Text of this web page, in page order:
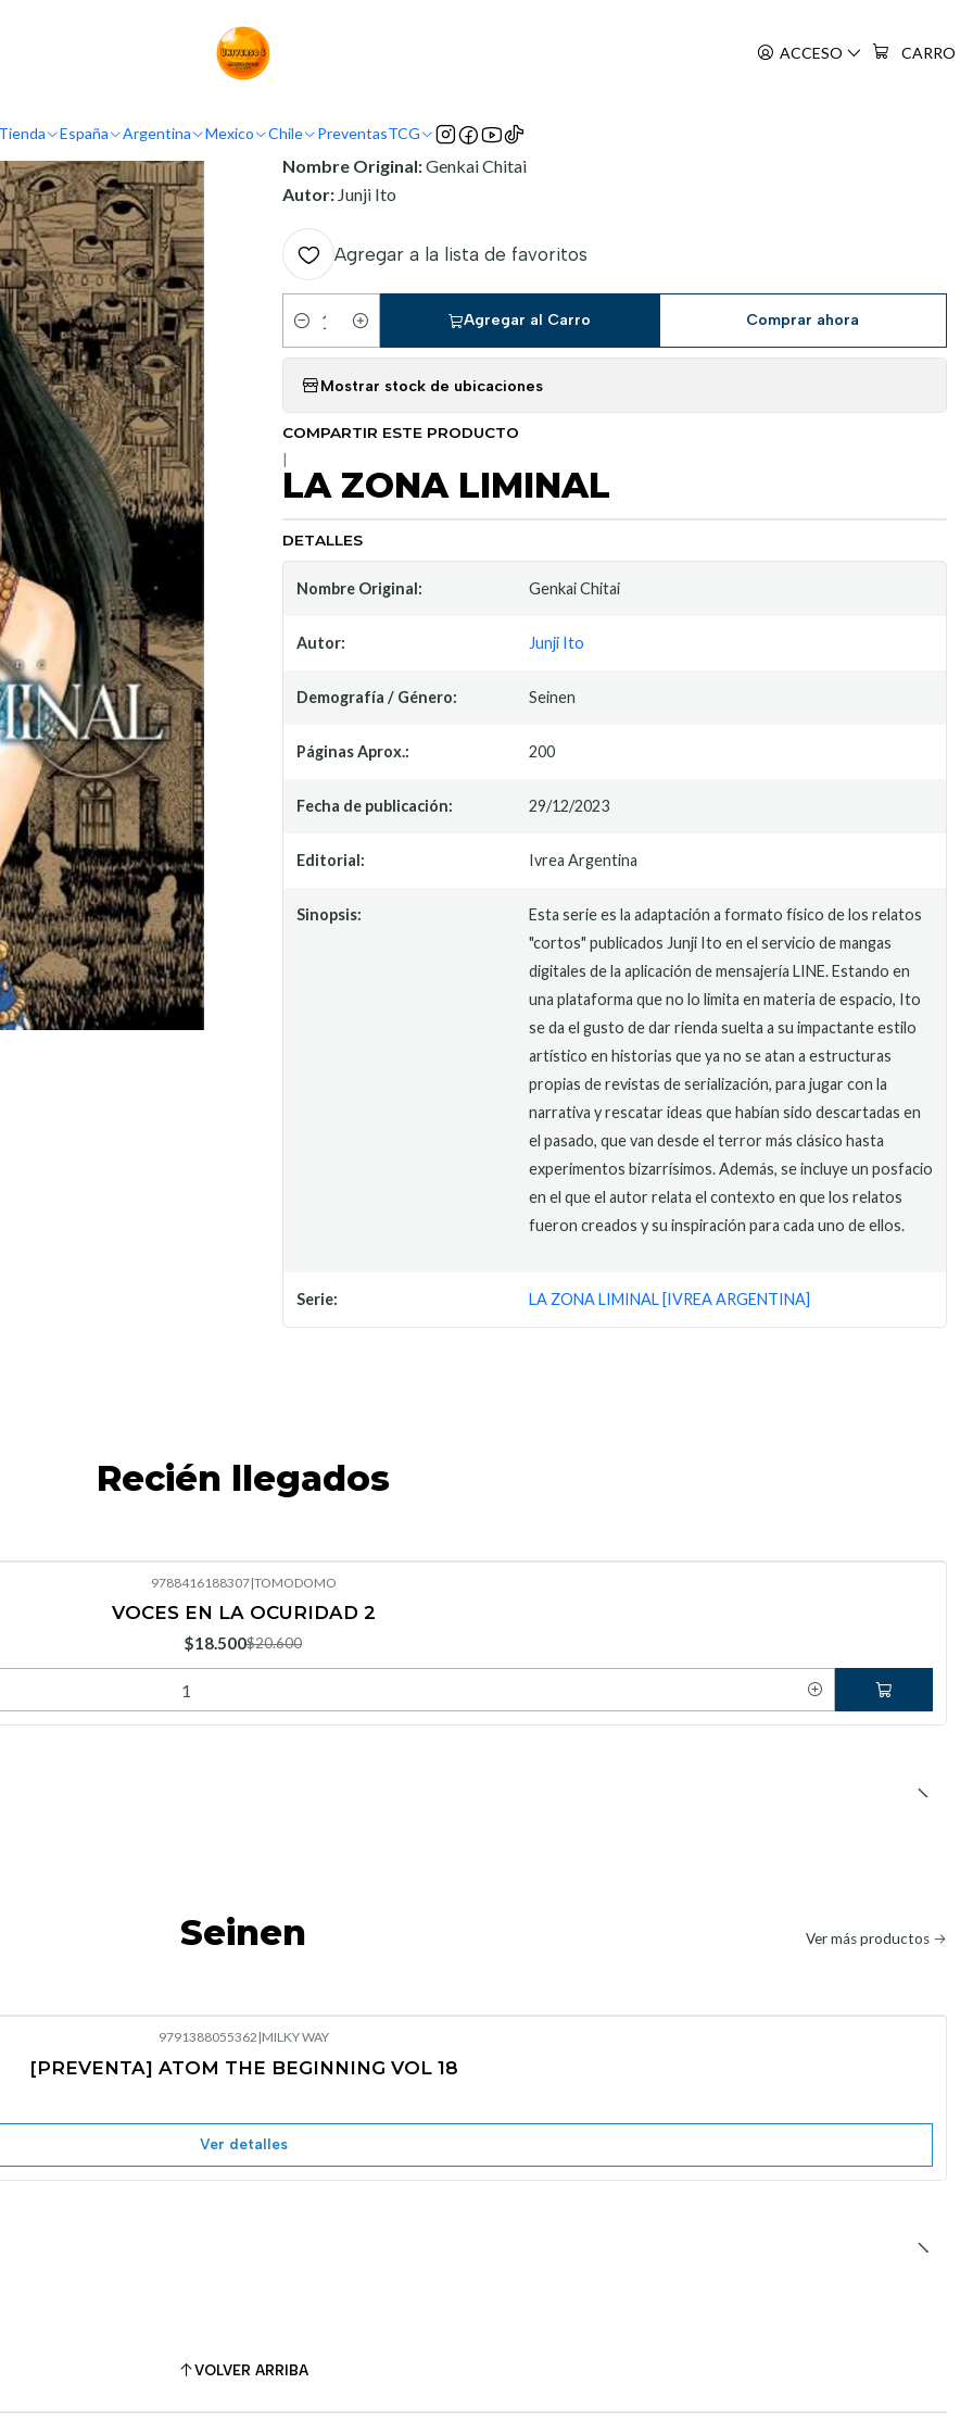
ACCESO CARRO
Tienda España Argentina Mexico Chile PreventasTCG
Nombre Original:Genkai Chitai
Autor: Junji Ito
Agregar a la lista de favoritos
Cantidad
Agregar al Carro Comprar ahora
Mostrar stock de ubicaciones
COMPARTIR ESTE PRODUCTO
LA ZONA LIMINAL
DETALLES
Nombre Original: Genkai Chitai
Autor: Junji Ito
Demografía / Género: Seinen
Páginas Aprox.: 200
Fecha de publicación: 29/12/2023
Editorial: Ivrea Argentina
Sinopsis:
Esta serie es la adaptación a formato físico de los relatos
"cortos" publicados Junji Ito en el servicio de mangas
digitales de la aplicación de mensajería LINE. Estando en
una plataforma que no lo limita en materia de espacio, Ito
se da el gusto de dar rienda suelta a su impactante estilo
artístico en historias que ya no se atan a estructuras
propias de revistas de serialización, para jugar con la
narrativa y rescatar ideas que habían sido descartadas en
el pasado, que van desde el terror más clásico hasta
experimentos bizarrísimos. Además, se incluye un posfacio
en el que el autor relata el contexto en que los relatos
fueron creados y su inspiración para cada uno de ellos.
Serie: LA ZONA LIMINAL [IVREA ARGENTINA]
Recién llegados
9788416188307|TOMODOMO
VOCES EN LA OCURIDAD 2
$18.500$20.600
Seinen Ver más productos
9791388055362 |MILKY WAY
[PREVENTA] ATOM THE BEGINNING VOL 18
Ver detalles
VOLVER ARRIBA